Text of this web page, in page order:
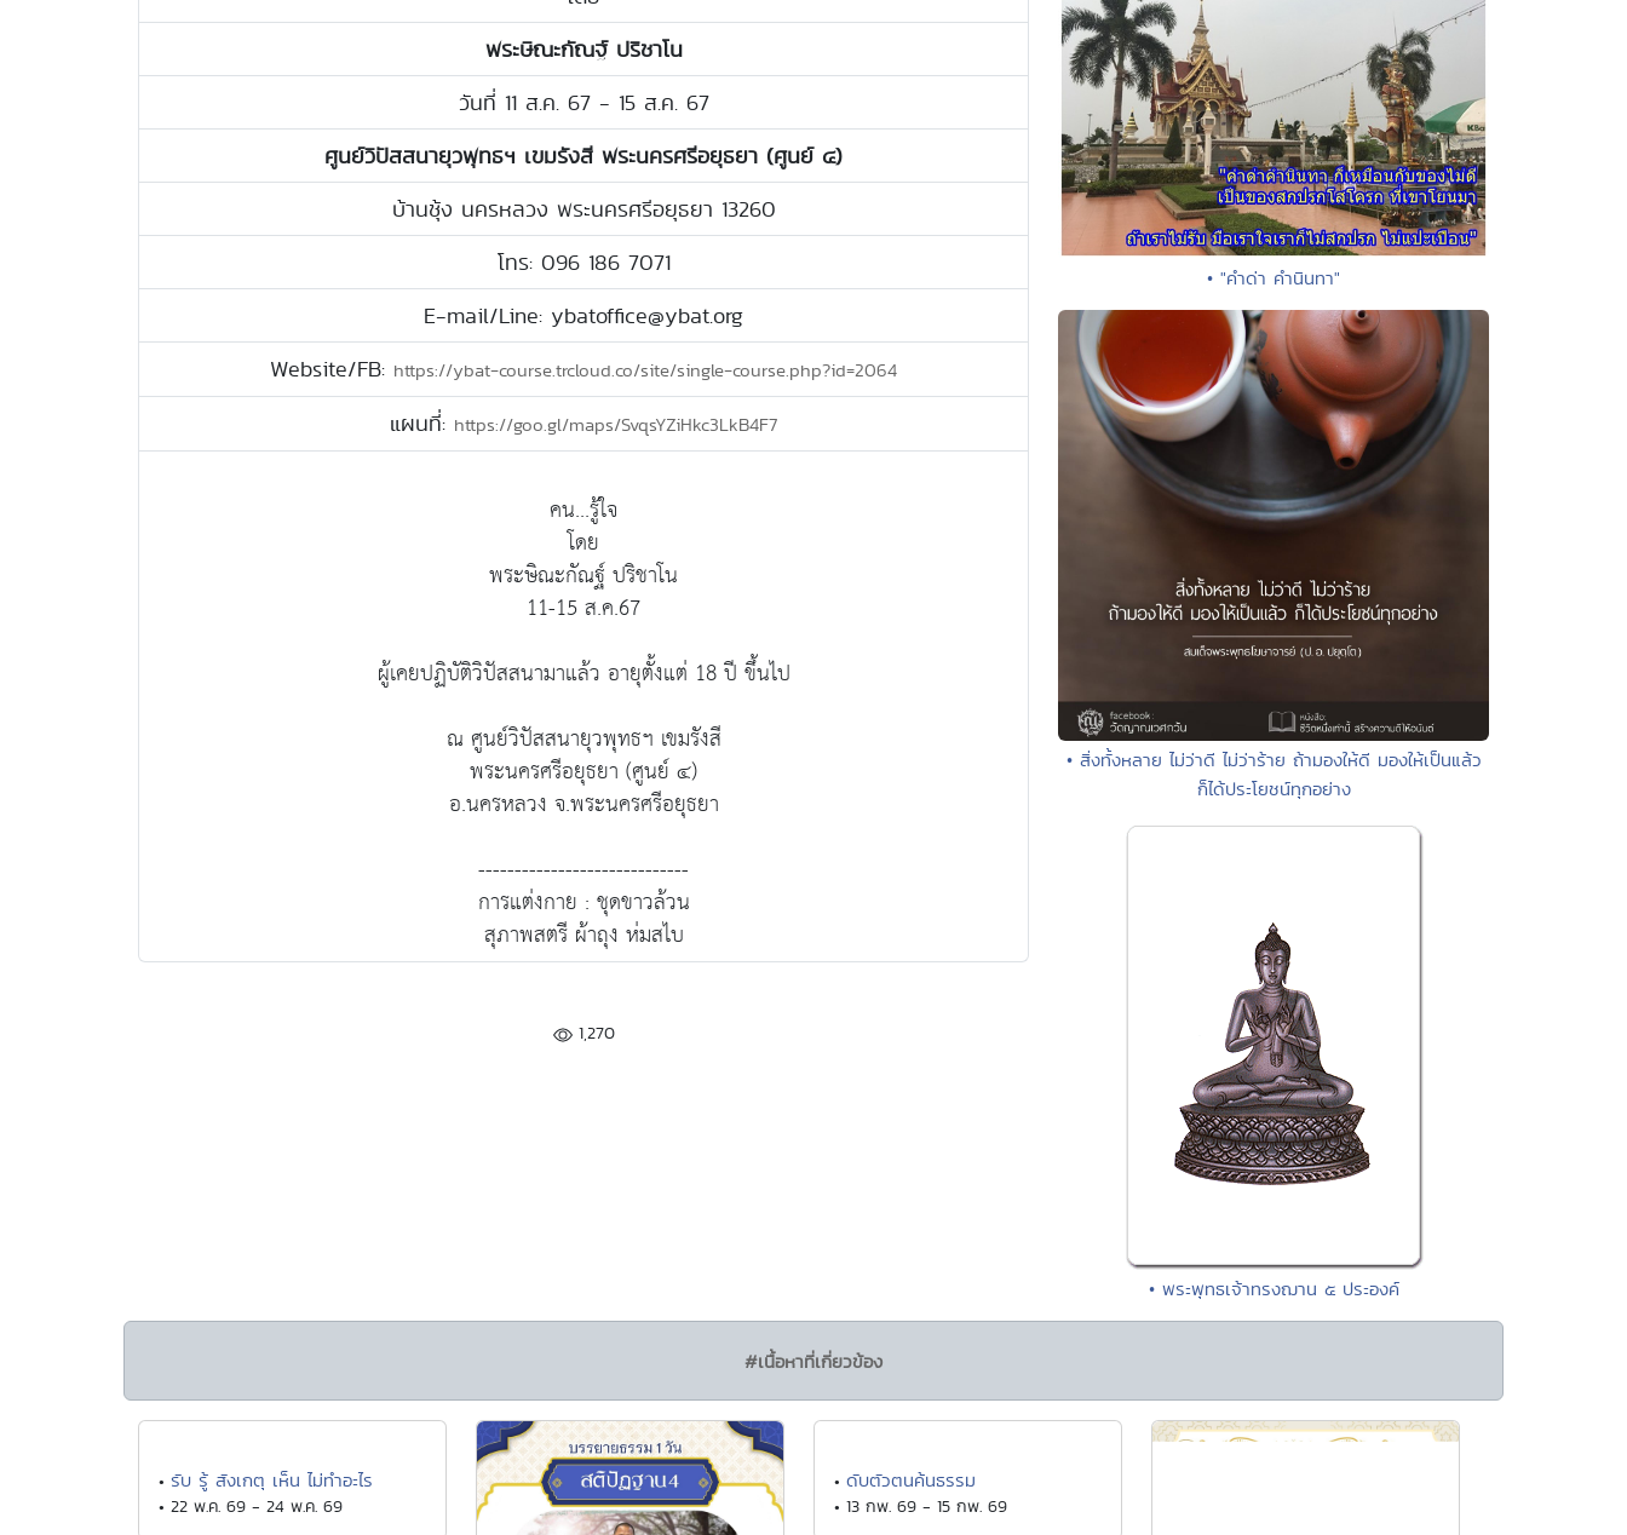
พระษิณะกัณฐ์ ปริชาโน
วันที่ 11 ส.ค. 67 - 15 ส.ค. 67
ศูนย์วิปัสสนายุวพุทธฯ เขมรังสี พระนครศรีอยุธยา (ศูนย์ ๔)
บ้านชุ้ง นครหลวง พระนครศรีอยุธยา 13260
โทร: 096 186 7071
E-mail/Line: ybatoffice@ybat.org
Website/FB: https://ybat-course.trcloud.co/site/single-course.php?id=2064
แผนที่: https://goo.gl/maps/SvqsYZiHkc3LkB4F7
คน...รู้ใจ
โดย
พระษิณะกัณฐ์ ปริชาโน
11-15 ส.ค.67
ผู้เคยปฏิบัติวิปัสสนามาแล้ว อายุตั้งแต่ 18 ปี ขึ้นไป
ณ ศูนย์วิปัสสนายุวพุทธฯ เขมรังสี
พระนครศรีอยุธยา (ศูนย์ ๔)
อ.นครหลวง จ.พระนครศรีอยุธยา
-----------------------------
การแต่งกาย : ชุดขาวล้วน
สุภาพสตรี ผ้าถุง ห่มสไบ
1,270
• "คำด่า คำนินทา"
• สิ่งทั้งหลาย ไม่ว่าดี ไม่ว่าร้าย ถ้ามองให้ดี มองให้เป็นแล้ว
ก็ได้ประโยชน์ทุกอย่าง
• พระพุทธเจ้าทรงฌาน ๕ ประองค์
#เนื้อหาที่เกี่ยวข้อง
• รับ รู้ สังเกตุ เห็น ไม่ทำอะไร
• 22 พ.ค. 69 - 24 พ.ค. 69
• ดับตัวตนค้นธรรม
• 13 กพ. 69 - 15 กพ. 69